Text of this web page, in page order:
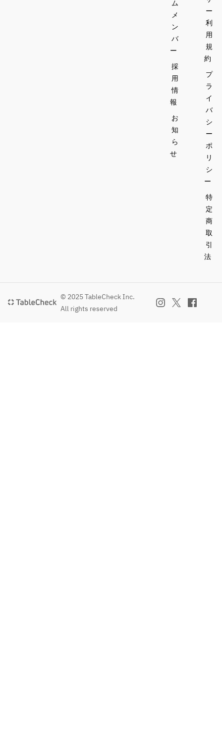
ム
メ
ン
バ
ー
採
用
情
報
お
知
ら
せ
ー
利
用
規
約
プ
ラ
イ
バ
シ
ー
ポ
リ
シ
ー
特
定
商
取
引
法
© 2025 TableCheck Inc.
All rights reserved